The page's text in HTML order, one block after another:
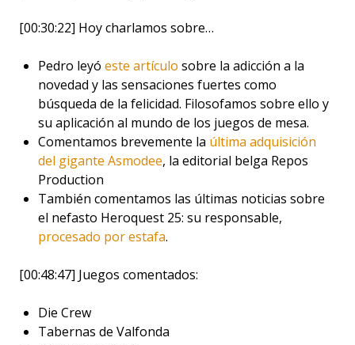
[00:30:22] Hoy charlamos sobre…
Pedro leyó este artículo sobre la adicción a la
novedad y las sensaciones fuertes como
búsqueda de la felicidad. Filosofamos sobre ello y
su aplicación al mundo de los juegos de mesa.
Comentamos brevemente la última adquisición
del gigante Asmodee, la editorial belga Repos
Production
También comentamos las últimas noticias sobre
el nefasto Heroquest 25: su responsable,
procesado por estafa.
[00:48:47] Juegos comentados:
Die Crew
Tabernas de Valfonda